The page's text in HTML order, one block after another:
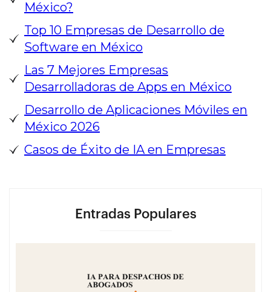
México?
Top 10 Empresas de Desarrollo de
Software en México
Las 7 Mejores Empresas
Desarrolladoras de Apps en México
Desarrollo de Aplicaciones Móviles en
México 2026
Casos de Éxito de IA en Empresas
Entradas Populares